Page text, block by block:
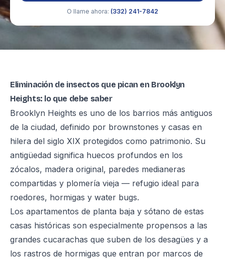
O llame ahora: (332) 241-7842
Eliminación de insectos que pican en Brooklyn
Heights: lo que debe saber
Brooklyn Heights es uno de los barrios más antiguos
de la ciudad, definido por brownstones y casas en
hilera del siglo XIX protegidos como patrimonio. Su
antigüedad significa huecos profundos en los
zócalos, madera original, paredes medianeras
compartidas y plomería vieja — refugio ideal para
roedores, hormigas y water bugs.
Los apartamentos de planta baja y sótano de estas
casas históricas son especialmente propensos a las
grandes cucarachas que suben de los desagües y a
los rastros de hormigas que entran por marcos de